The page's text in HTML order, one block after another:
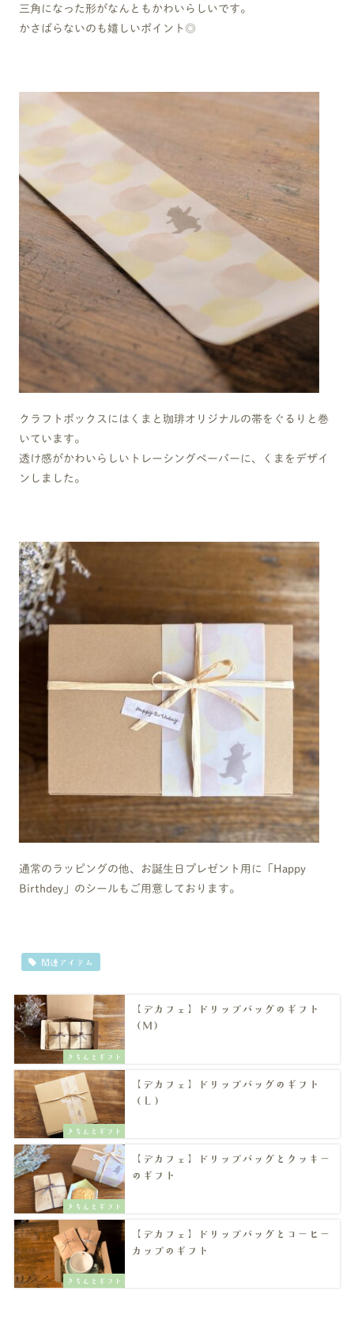
三角になった形がなんともかわいらしいです。
かさばらないのも嬉しいポイント◎
クラフトボックスにはくまと珈琲オリジナルの帯をぐるりと巻
いています。
透け感がかわいらしいトレーシングペーパーに、くまをデザイ
ンしました。
通常のラッピングの他、お誕生日プレゼント用に「Happy
Birthdey」のシールもご用意しております。
関連アイテム
きちんとギフト
【デカフェ】ドリップバッグのギフト
（M）
きちんとギフト
【デカフェ】ドリップバッグのギフト
（Ｌ）
きちんとギフト
【デカフェ】ドリップバッグとクッキー
のギフト
きちんとギフト
【デカフェ】ドリップバッグとコーヒー
カップのギフト